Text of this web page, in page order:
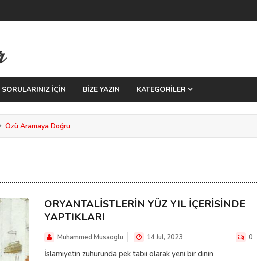
SORULARINIZ İÇİN BİZE YAZIN KATEGORİLER
Özü Aramaya Doğru
ORYANTALİSTLERİN YÜZ YIL İÇERİSİNDE
YAPTIKLARI
Muhammed Musaoglu 14 Jul, 2023 0
İslamiyetin zuhurunda pek tabii olarak yeni bir dinin